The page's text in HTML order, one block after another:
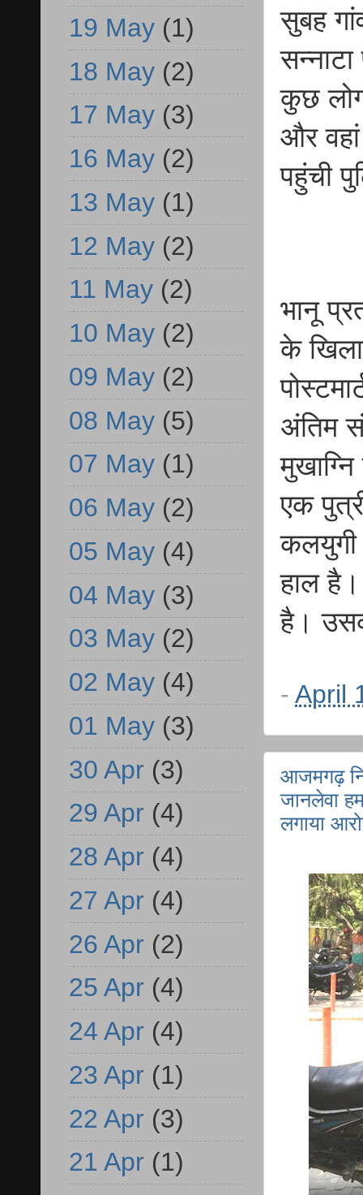
सुबह
कुछ
और
पहुंची
भानू
के
अंतिम
एक
कलयुगी
हाल
है।
- April
आजमगढ़
जानलेवा
लगाया
19 May (1)
18 May (2)
17 May (3)
16 May (2)
13 May (1)
12 May (2)
11 May (2)
10 May (2)
09 May (2)
08 May (5)
07 May (1)
06 May (2)
05 May (4)
04 May (3)
03 May (2)
02 May (4)
01 May (3)
30 Apr (3)
29 Apr (4)
28 Apr (4)
27 Apr (4)
26 Apr (2)
25 Apr (4)
24 Apr (4)
23 Apr (1)
22 Apr (3)
21 Apr (1)